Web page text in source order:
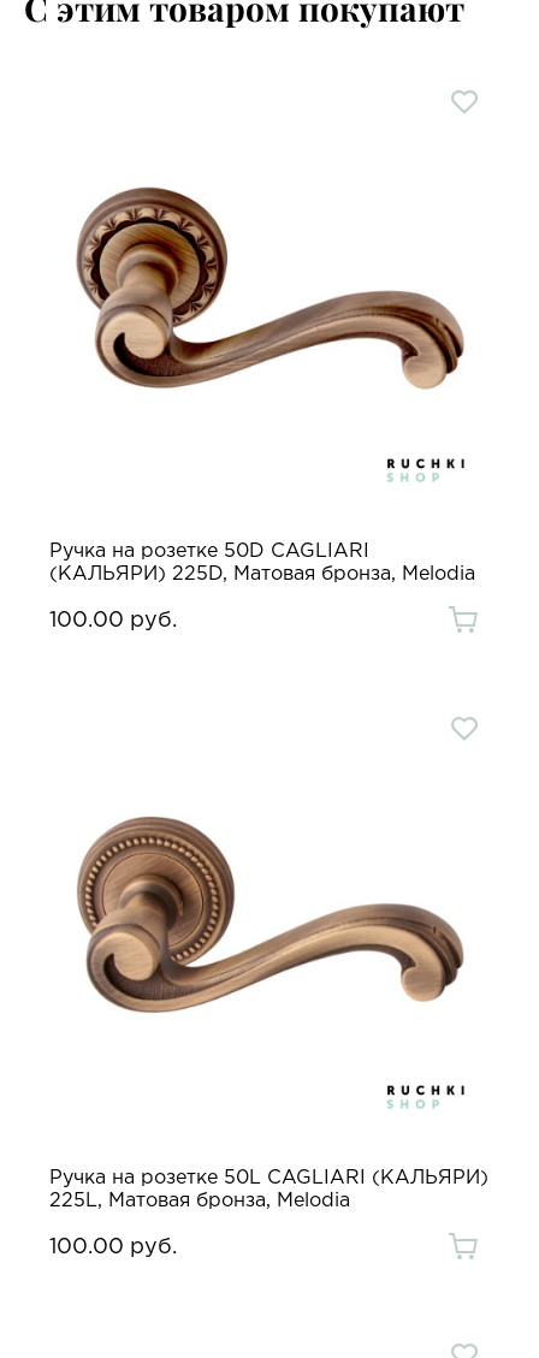
Ручка на розетке 50D CAGLIARI
(КАЛЬЯРИ) 225D, Матовая бронза, Melodia
100.00 руб.
Ручка на розетке 50L CAGLIARI (КАЛЬЯРИ)
225L, Матовая бронза, Melodia
100.00 руб.